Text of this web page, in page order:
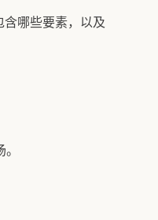
哪些要素，以及